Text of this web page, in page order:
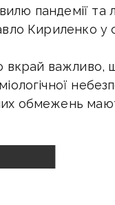
пандемії та
Кириленко у
вкрай важливо,
обмежень